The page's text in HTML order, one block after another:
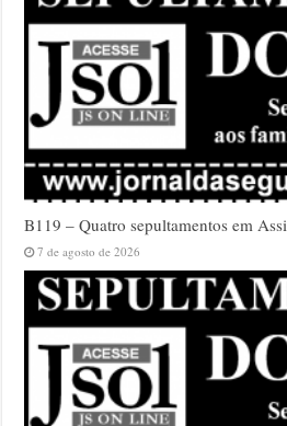
B119 – Quatro sepultamentos em
7 de agosto de 2026